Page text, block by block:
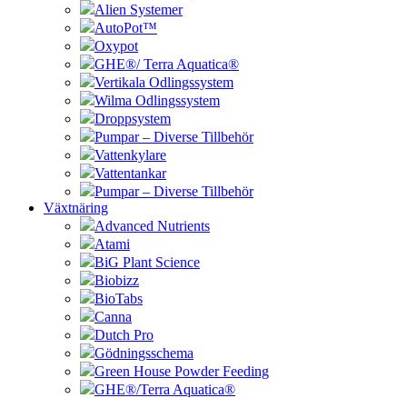
Alien Systemer
AutoPot™
Oxypot
GHE®/ Terra Aquatica®
Vertikala Odlingssystem
Wilma Odlingssystem
Droppsystem
Pumpar – Diverse Tillbehör
Vattenkylare
Vattentankar
Pumpar – Diverse Tillbehör
Växtnäring
Advanced Nutrients
Atami
BiG Plant Science
Biobizz
BioTabs
Canna
Dutch Pro
Gödningsschema
Green House Powder Feeding
GHE®/Terra Aquatica®